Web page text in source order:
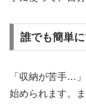
誰でも簡単
「収納が苦手…
始められます。